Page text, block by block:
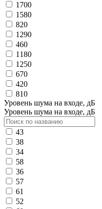
1700
1580
820
1290
460
1180
1250
670
420
810
Уровень шума на входе, дБ
Уровень шума на входе, дБ
43
38
34
58
36
57
61
52